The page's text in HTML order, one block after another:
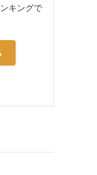
キングで